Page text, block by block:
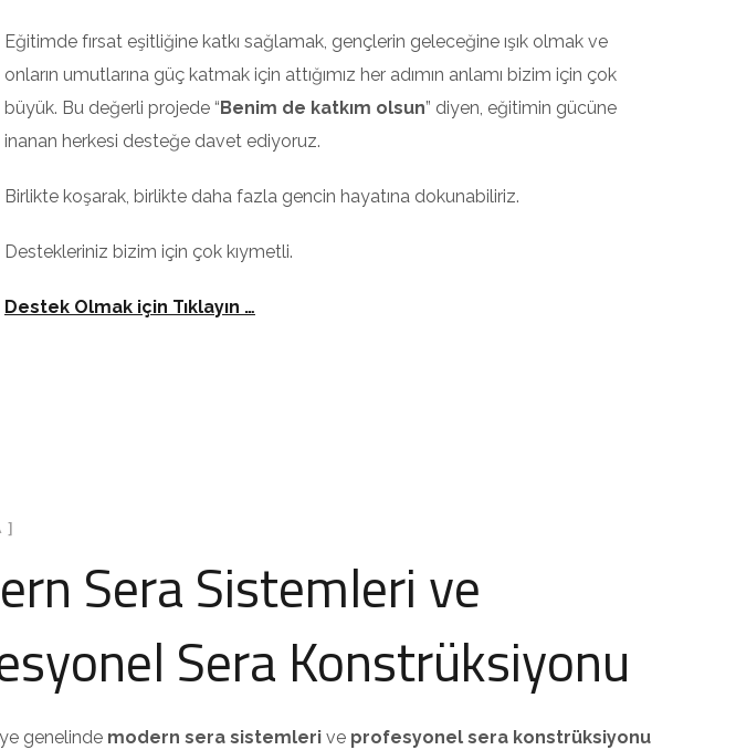
Eğitimde fırsat eşitliğine katkı sağlamak, gençlerin geleceğine ışık olmak ve
onların umutlarına güç katmak için attığımız her adımın anlamı bizim için çok
büyük. Bu değerli projede “Benim de katkım olsun” diyen, eğitimin gücüne
inanan herkesi desteğe davet ediyoruz.
Birlikte koşarak, birlikte daha fazla gencin hayatına dokunabiliriz.
Destekleriniz bizim için çok kıymetli.
Destek Olmak için Tıklayın …
Sera Sistemleri ve
Sera Konstrüksiyonu
genelinde modern sera sistemlerive profesyonel sera konstrüksiyonu